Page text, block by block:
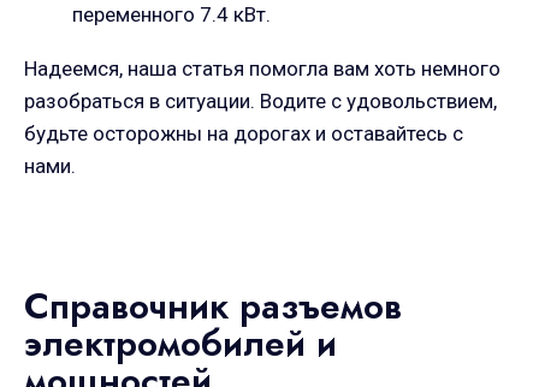
переменного 7.4 кВт.
Надеемся, наша статья помогла вам хоть немного
разобраться в ситуации. Водите с удовольствием,
будьте осторожны на дорогах и оставайтесь с
нами.
Справочник разъемов
электромобилей и